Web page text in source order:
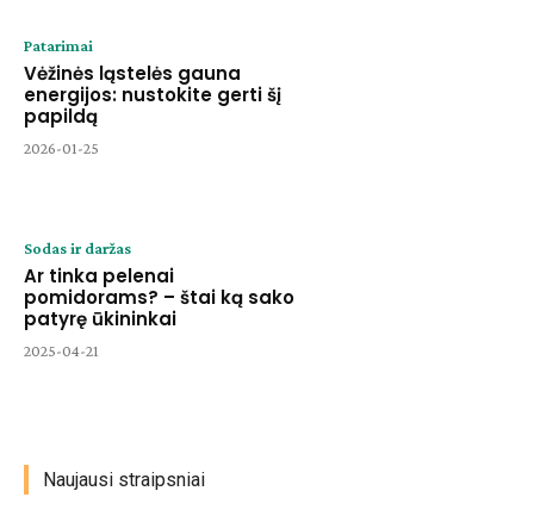
Patarimai
Vėžinės ląstelės gauna
energijos: nustokite gerti šį
papildą
2026-01-25
Sodas ir daržas
Ar tinka pelenai
pomidorams? – štai ką sako
patyrę ūkininkai
2025-04-21
Naujausi straipsniai